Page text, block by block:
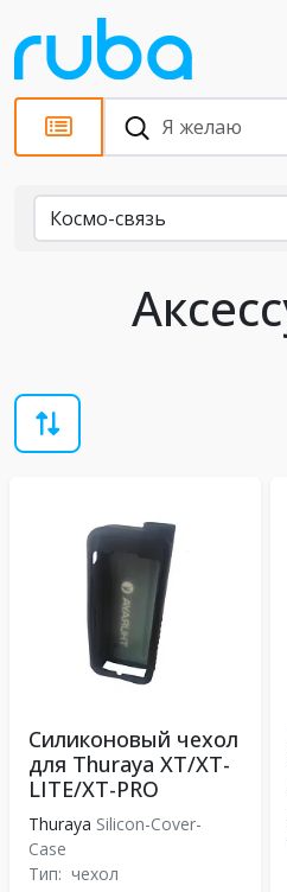
Каталог
Силиконовый чехол
для Thuraya XT/XT-
LITE/XT-PRO
Thuraya Silicon-Cover-
Case
Тип: чехол